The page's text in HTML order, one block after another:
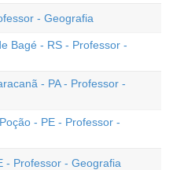
- Geografia
Bagé - RS - Professor -
- PA - Professor -
- PE - Professor -
- Professor - Geografia